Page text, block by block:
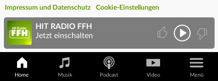
Impressum und Datenschutz Cookie-Einstellungen
Home Musik Podcast Video Menü
HIT RADIO FFH
Jetzt einschalten